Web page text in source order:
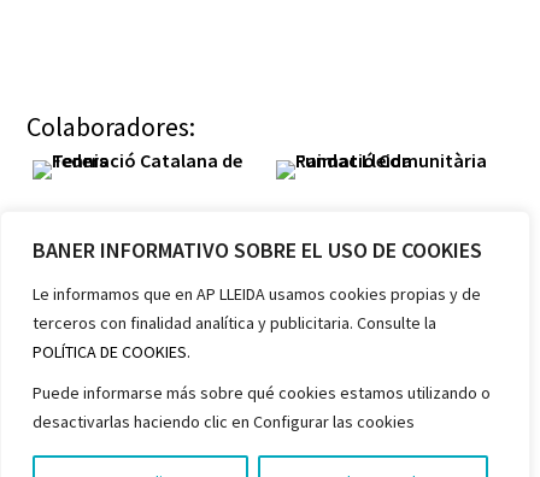
BANER INFORMATIVO SOBRE EL USO DE COOKIES
Le informamos que en AP LLEIDA usamos cookies propias y de
terceros con finalidad analítica y publicitaria. Consulte la
POLÍTICA DE COOKIES.
Puede informarse más sobre qué cookies estamos utilizando o
desactivarlas haciendo clic en Configurar las cookies
Miembros:
Colaboradores: